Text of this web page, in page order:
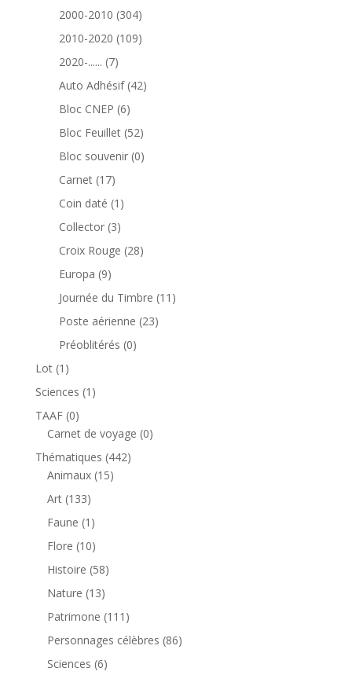
produits
2000-2010 304304
produits
2010-2020 109109
2020-...... 77
produits
Auto Adhésif 4242
Bloc CNEP 66
produits
Bloc Feuillet 5252
produits
Bloc souvenir 00
Carnet 1717
produits
Coin daté 1 1
produit
Collector 33
produits
Croix Rouge 2828
Europa 99
produits
Journée du Timbre 11 11
Poste aérienne 2323
Préoblitérés 00
Lot 1 1
produit
Sciences 1 1
TAAF 00
produit
Carnet de voyage 00
Thématiques 442442
Animaux 1515
Art 133133
produits
Faune 1 1
produit
Flore 1010
produits
Histoire 5858
Nature 1313
produits
Patrimone 111 111
produits
Personnages célèbres 8686
Sciences 66